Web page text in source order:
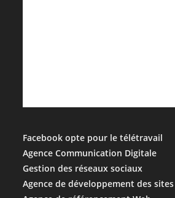
Facebook opte pour le télétravail
Agence Communication Digitale
Gestion des réseaux sociaux
Agence de développement des